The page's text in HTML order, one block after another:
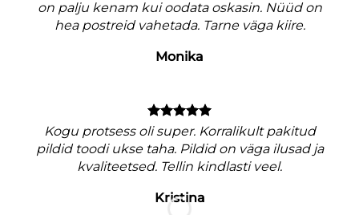
on palju kenam kui oodata oskasin. Nüüd on
hea postreid vahetada. Tarne väga kiire.
Monika
Kogu protsess oli super. Korralikult pakitud
pildid toodi ukse taha. Pildid on väga ilusad ja
kvaliteetsed. Tellin kindlasti veel.
Kristina